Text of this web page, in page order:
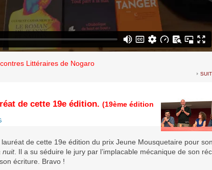
Littéraires de Nogaro
de cette 19e édition. (19ème édition
de cette 19e édition du prix Jeune Mousquetaire pour son
nuit. Il a su séduire le jury par l’implacable mécanique de son
écriture. Bravo !